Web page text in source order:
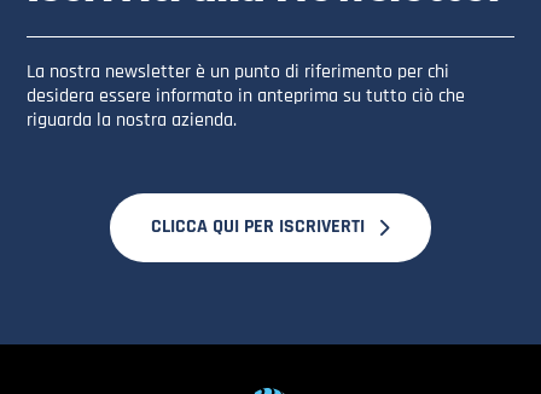
La nostra newsletter è un punto di riferimento per chi
desidera essere informato in anteprima su tutto ciò che
riguarda la nostra azienda.
CLICCA QUI PER ISCRIVERTI